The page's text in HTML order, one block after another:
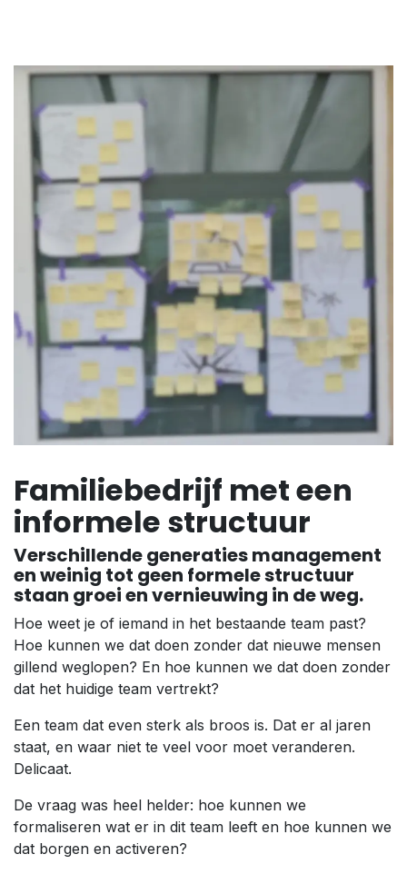
Familiebedrijf met een
informele structuur
Verschillende generaties management
en weinig tot geen formele structuur
staan groei en vernieuwing in de weg.
Hoe weet je of iemand in het bestaande team past?
Hoe kunnen we dat doen zonder dat nieuwe mensen
gillend weglopen? En hoe kunnen we dat doen zonder
dat het huidige team vertrekt?
Een team dat even sterk als broos is. Dat er al jaren
staat, en waar niet te veel voor moet veranderen.
Delicaat.
De vraag was heel helder: hoe kunnen we
formaliseren wat er in dit team leeft en hoe kunnen we
dat borgen en activeren?